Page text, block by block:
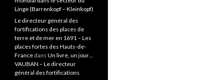
Linge (Barrenkopf – Kleinkopf)
Le directeur général des
fortifications des places de
terre et de mer en 1691 – Les
places fortes des Hauts-de-
France dans Un livre, un jour…
VAUBAN – Le directeur
général des fortifications